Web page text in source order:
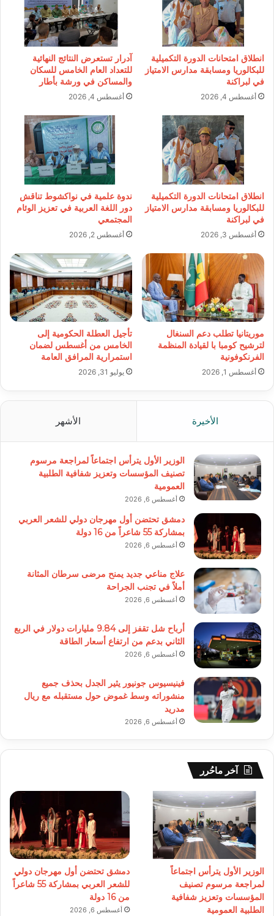
انطلاق امتحانات الدورة التكميلية
للبكالوريا ومسابقة مدارس الامتياز
في لبراكنة
أغسطس 4, 2026
آدرار تستعرض النتائج النهائية
للتعداد العام الخامس للسكان
والمساكن في ورشة بأطار
أغسطس 4, 2026
انطلاق امتحانات الدورة التكميلية
للبكالوريا ومسابقة مدارس الامتياز
في لبراكنة
أغسطس 3, 2026
ندوة علمية في نواكشوط تناقش
دور اللغة العربية في تعزيز الوئام
المجتمعي
أغسطس 2, 2026
موريتانيا تطلب دعم السنغال
لترشيح كومبا با لقيادة المنظمة
الفرنكوفونية
أغسطس 1, 2026
تأجيل العطلة الحكومية إلى
الخامس من أغسطس لضمان
استمرارية المرافق العامة
يوليو 31, 2026
الأخيرة الأشهر
الوزير الأول يترأس اجتماعاً لمراجعة مرسوم
تصنيف المؤسسات وتعزيز شفافية الطلبية
العمومية
أغسطس 6, 2026
دمشق تحتضن أول مهرجان دولي للشعر العربي
بمشاركة 55 شاعراً من 16 دولة
أغسطس 6, 2026
علاج مناعي جديد يمنح مرضى سرطان المثانة
أملاً في تجنب الجراحة
أغسطس 6, 2026
أرباح شل تقفز إلى 9.84 مليارات دولار في الربع
الثاني بدعم من ارتفاع أسعار الطاقة
أغسطس 6, 2026
فينيسيوس جونيور يثير الجدل بحذف جميع
منشوراته وسط غموض حول مستقبله مع ريال
مدريد
أغسطس 6, 2026
آخر ماحُرر
الوزير الأول يترأس اجتماعاً
لمراجعة مرسوم تصنيف
المؤسسات وتعزيز شفافية
الطلبية العمومية
دمشق تحتضن أول مهرجان دولي
للشعر العربي بمشاركة 55 شاعراً
من 16 دولة
أغسطس 6, 2026